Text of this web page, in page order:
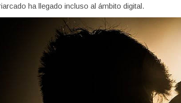
ha llegado incluso al ámbito digital.